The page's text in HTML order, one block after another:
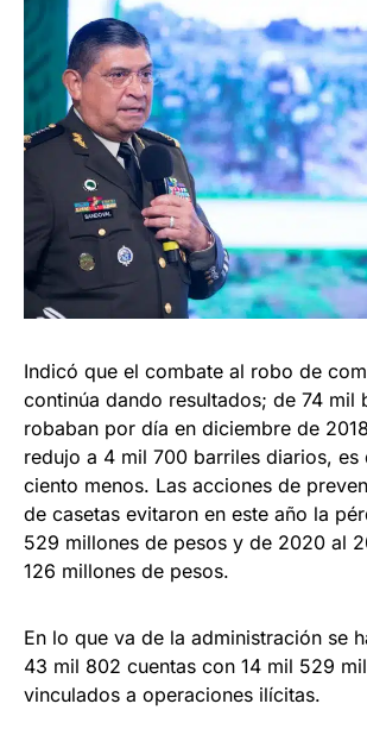
Indicó que el combate al robo de
continúa dando resultados; de 74 mil
robaban por día en diciembre de
redujo a 4 mil 700 barriles diarios,
ciento menos. Las acciones de
de casetas evitaron en este año la
529 millones de pesos y de 2020 al
126 millones de pesos.
En lo que va de la administración se
43 mil 802 cuentas con 14 mil 529
vinculados a operaciones ilícitas.